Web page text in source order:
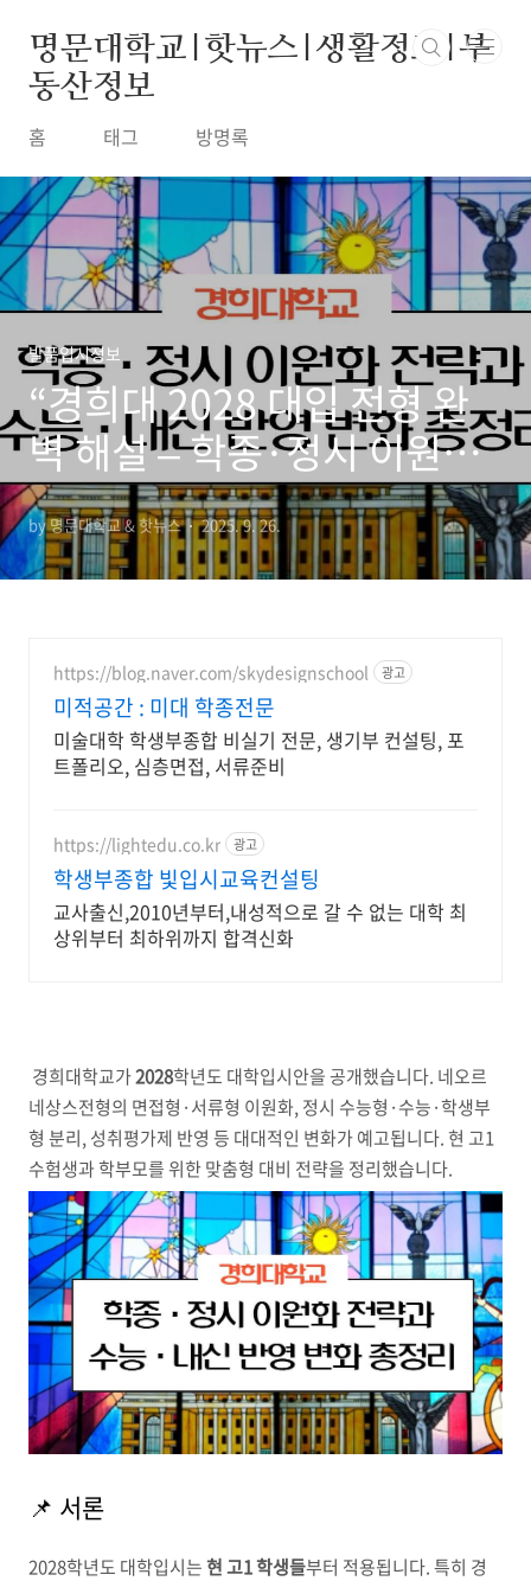
명문대학교|핫뉴스|생활정보|부
동산정보
홈 태그 방명록
발품입시정보
“경희대 2028 대입 전형 완
벽 해설 – 학종·정시 이원화
전략과 수능·내신 반영 변화
총정리”
by 명문대학교 & 핫뉴스 2025. 9. 26.
https://blog.naver.com/skydesignschool 광고
미적공간 : 미대 학종전문
미술대학 학생부종합 비실기 전문, 생기부 컨설팅, 포
트폴리오, 심층면접, 서류준비
https://lightedu.co.kr 광고
학생부종합 빛입시교육컨설팅
교사출신,2010년부터,내성적으로 갈 수 없는 대학 최
상위부터 최하위까지 합격신화
경희대학교가2028학년도 대학입시안을 공개했습니다. 네오르
네상스전형의 면접형·서류형 이원화, 정시 수능형·수능·학생부
형 분리, 성취평가제 반영 등 대대적인 변화가 예고됩니다. 현 고1
수험생과 학부모를 위한 맞춤형 대비 전략을 정리했습니다.
📌 서론
2028학년도 대학입시는현 고1 학생들부터 적용됩니다. 특히 경